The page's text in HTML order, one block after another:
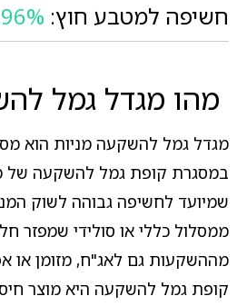
חשיפה למטבע חוץ:
מהו מגדל גמל
מגדל גמל להשקעה מניות הוא
במסגרת קופת גמל להשקעה של
שמיועד לחשיפה גבוהה לשוק
ממסלול כללי או סולידי שמפזר
מההשקעות גם לאג"ח, מזומן או
קופת גמל להשקעה היא מוצר